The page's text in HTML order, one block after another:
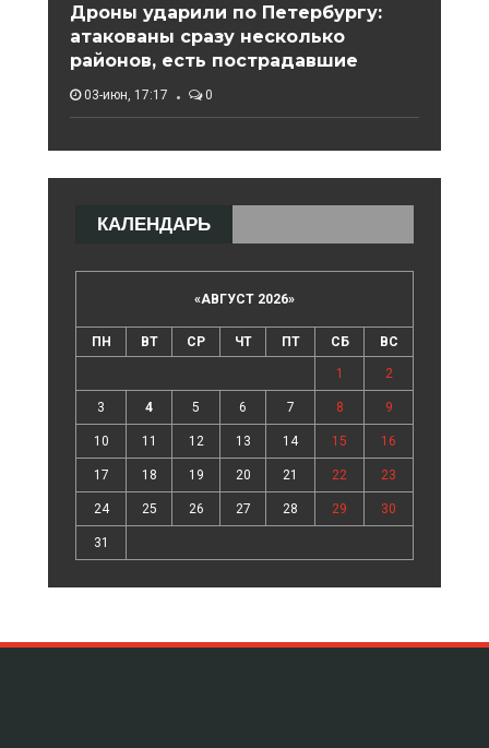
Дроны ударили по Петербургу:
атакованы сразу несколько
районов, есть пострадавшие
03-июн, 17:17 0
КАЛЕНДАРЬ
«АВГУСТ 2026»
ПН ВТ СР ЧТ ПТ СБ ВС
1 2
3 4 5 6 7 8 9
10 11 12 13 14 15 16
17 18 19 20 21 22 23
24 25 26 27 28 29 30
31